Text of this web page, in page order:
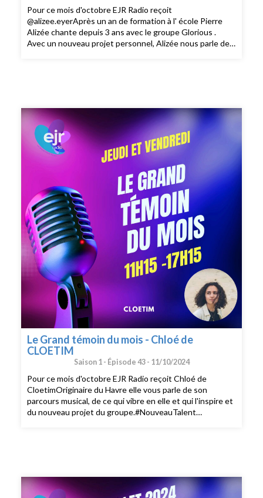
Pour ce mois d'octobre EJR Radio reçoit
@alizee.eyerAprès un an de formation à l' école Pierre
Alizée chante depuis 3 ans avec le groupe Glorious .
Avec un nouveau projet personnel, Alizée nous parle de
Le Grand témoin du mois - Chloé de
CLOETIM
Saison 1 - Épisode 43 - 11/10/2024
Pour ce mois d'octobre EJR Radio reçoit Chloé de
CloetimOriginaire du Havre elle vous parle de son
parcours musical, de ce qui vibre en elle et qui l'inspire et
du nouveau projet du groupe.#NouveauTalent